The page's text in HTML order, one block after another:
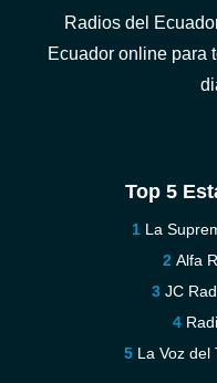
Radios del
Ecuador online para
Top 5
La
Alfa
JC
La Voz del